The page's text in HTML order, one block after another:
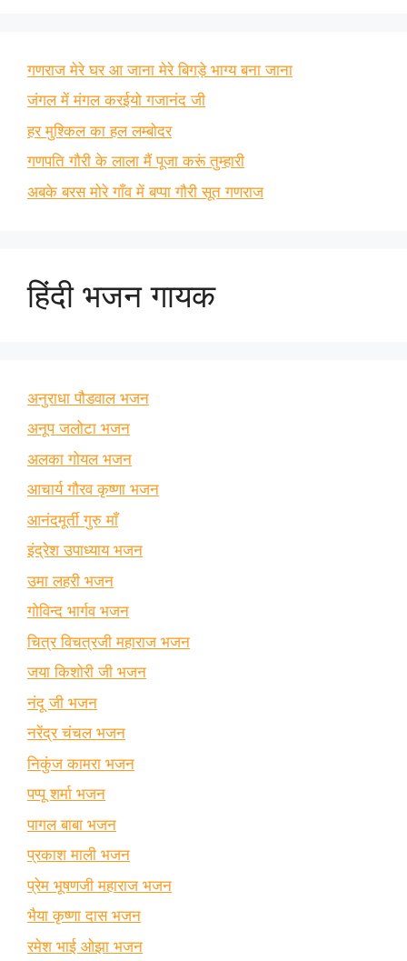
गणराज मेरे घर आ जाना मेरे बिगड़े भाग्य बना जाना
जंगल में मंगल करईयो गजानंद जी
हर मुश्किल का हल लम्बोदर
गणपति गौरी के लाला मैं पूजा करूं तुम्हारी
अबके बरस मोरे गाँव में बप्पा गौरी सूत गणराज
हिंदी भजन गायक
अनुराधा पौडवाल भजन
अनूप जलोटा भजन
अलका गोयल भजन
आचार्य गौरव कृष्णा भजन
आनंदमूर्ती गुरु माँ
इंद्रेश उपाध्याय भजन
उमा लहरी भजन
गोविन्द भार्गव भजन
चित्र विचत्रजी महाराज भजन
जया किशोरी जी भजन
नंदू जी भजन
नरेंद्र चंचल भजन
निकुंज कामरा भजन
पप्पू शर्मा भजन
पागल बाबा भजन
प्रकाश माली भजन
प्रेम भूषणजी महाराज भजन
भैया कृष्णा दास भजन
रमेश भाई ओझा भजन